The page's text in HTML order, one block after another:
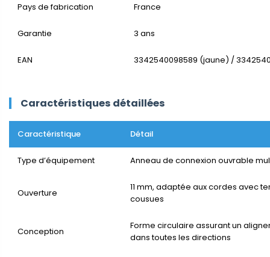
Pays de fabrication France
Garantie 3 ans
EAN 3342540098589 (jaune) /
Caractéristiques détaillées
Caractéristique Détail
Type d’équipement Anneau de connexion ouvrable
Ouverture
11 mm, adaptée aux cordes avec
cousues
Conception
Forme circulaire assurant un
dans toutes les directions